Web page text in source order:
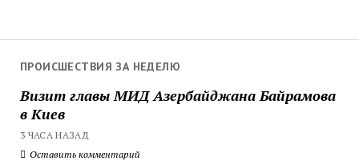
ПРОИСШЕСТВИЯ ЗА НЕДЕЛЮ
Визит главы МИД Азербайджана Байрамова
в Киев
3 ЧАСА НАЗАД
Оставить комментарий